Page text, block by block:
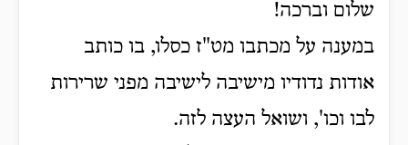
שלום וברכה!
במענה על מכתבו מט"ז כסלו, בו כותב
אודות נדודיו מישיבה לישיבה מפני שרירות
לבו וכו', ושואל העצה לזה.